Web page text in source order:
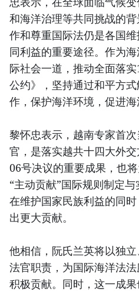
和海洋治理等共同挑战的
作和尊重国际法仍是各国
同利益的重要途径。作为
际社会一道，推动全面落
公约》，坚持通过和平方
作，保护海洋环境，促进海
黎怀忠表示，越南专家首
官，是落实越共十四大外
06号决议的重要成果，也
“主动贡献”国际规则制定
在维护国家民族利益的同
出更大贡献。
他相信，阮氏兰英将以独
法官职责，为国际海洋法
积极贡献。同时，这一成